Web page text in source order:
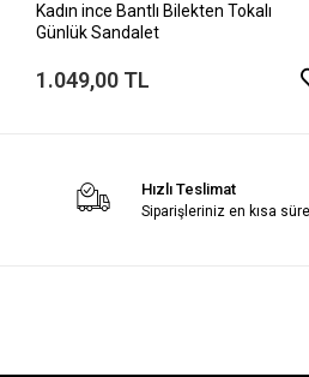
Kadın ince Bantlı Bilekten Tokalı
Günlük Sandalet
1.049,00 TL
Hızlı Teslimat
Siparişleriniz en kısa